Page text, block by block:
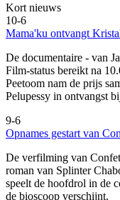
Kort nieuws
10-6
Mama'ku ontvangt
De documentaire - van
Film-status bereikt na
Peetoom nam de prijs
Pelupessy in ontvangst
9-6
Opnames gestart van
De verfilming van
roman van Splinter
speelt de hoofdrol in de
de bioscoop verschijnt.